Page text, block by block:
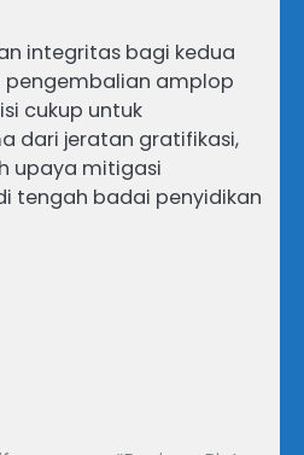
integritas bagi kedua
pengembalian amplop
cukup untuk
dari jeratan gratifikasi,
upaya mitigasi
tengah badai penyidikan